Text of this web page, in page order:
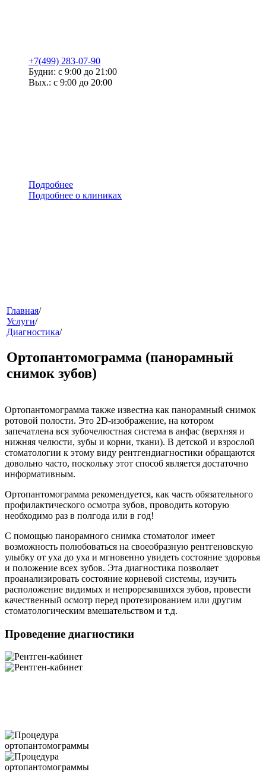
+7(499) 283-07-90
Будни: с 9:00 до 21:00
Вых.: с 9:00 до 20:00
Подробнее
Подробнее о клиниках
меню
звонок
клиники
Главная/
Услуги/
Диагностика/
Ортопантомограмма (панорамный
снимок зубов)
Ортопантомограмма также известна как панорамный снимок
ротовой полости. Это 2D-изображение, на котором
запечатлена вся зубочелюстная система в анфас (верхняя и
нижняя челюсти, зубы и корни, ткани). В детской и взрослой
стоматологии к этому виду рентгендиагностики обращаются
довольно часто, поскольку этот способ является достаточно
информативным.
Ортопантомограмма рекомендуется, как часть обязательного
профилактического осмотра зубов, проводить которую
необходимо раз в полгода или в год!
С помощью панорамного снимка стоматолог имеет
возможность полюбоваться на своеобразную рентгеновскую
улыбку от уха до уха и мгновенно увидеть состояние здоровья
и положение всех зубов. Эта диагностика позволяет
проанализировать состояние корневой системы, изучить
расположение видимых и непрорезавшихся зубов, провести
качественный осмотр перед протезированием или другим
стоматологическим вмешательством и т.д.
Проведение диагностики